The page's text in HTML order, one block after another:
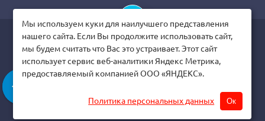
© Санаторий «Лесная Поляна», 2026
Политика конфиденциальности
Разработка сайта
Мы используем куки для наилучшего представления
нашего сайта. Если Вы продолжите использовать сайт,
мы будем считать что Вас это устраивает. Этот сайт
использует сервис веб-аналитики Яндекс Метрика,
предоставляемый компанией ООО «ЯНДЕКС».
Политика персональных данных Ок